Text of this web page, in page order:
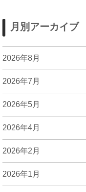
月別アーカイブ
2026年8月
2026年7月
2026年5月
2026年4月
2026年2月
2026年1月